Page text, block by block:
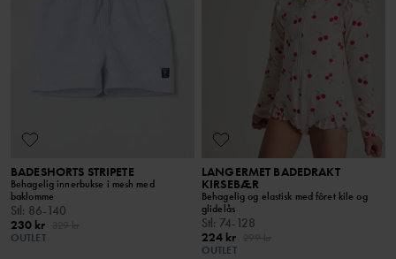
BADESHORTS STRIPETE
Behagelig innerbukse i mesh med
baklomme
Stl: 86-140
230 kr
OUTLET
LANGERMET BADEDRAKT
KIRSEBÆR
Behagelig og elastisk med fôret kile og
glidelås
Stl: 74-128
224 kr
OUTLET